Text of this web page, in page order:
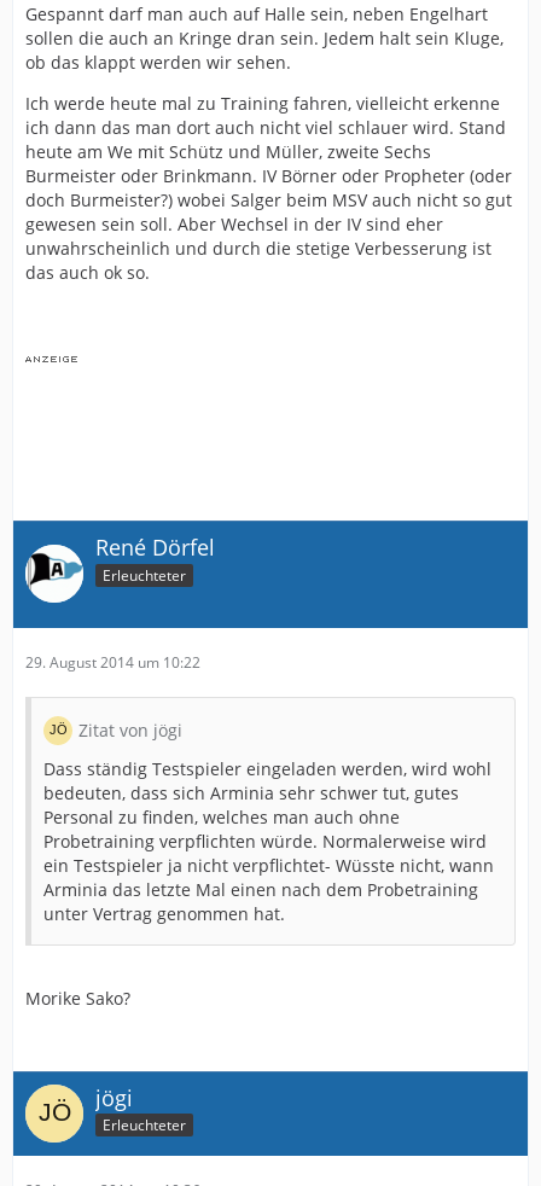
Gespannt darf man auch auf Halle sein, neben Engelhart
sollen die auch an Kringe dran sein. Jedem halt sein Kluge,
ob das klappt werden wir sehen.
Ich werde heute mal zu Training fahren, vielleicht erkenne
ich dann das man dort auch nicht viel schlauer wird. Stand
heute am We mit Schütz und Müller, zweite Sechs
Burmeister oder Brinkmann. IV Börner oder Propheter (oder
doch Burmeister?) wobei Salger beim MSV auch nicht so gut
gewesen sein soll. Aber Wechsel in der IV sind eher
unwahrscheinlich und durch die stetige Verbesserung ist
das auch ok so.
René Dörfel
Erleuchteter
29. August 2014 um 10:22
Zitat von jögi
Dass ständig Testspieler eingeladen werden, wird wohl
bedeuten, dass sich Arminia sehr schwer tut, gutes
Personal zu finden, welches man auch ohne
Probetraining verpflichten würde. Normalerweise wird
ein Testspieler ja nicht verpflichtet- Wüsste nicht, wann
Arminia das letzte Mal einen nach dem Probetraining
unter Vertrag genommen hat.
Morike Sako?
jögi
Erleuchteter